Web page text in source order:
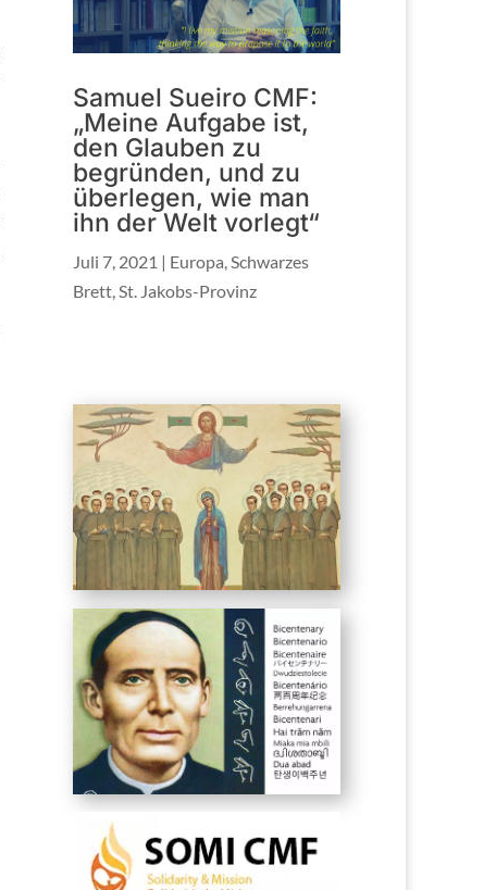
Samuel Sueiro CMF:
„Meine Aufgabe ist,
den Glauben zu
begründen, und zu
überlegen, wie man
ihn der Welt vorlegt“
Juli 7, 2021 | Europa,Schwarzes
Brett,St. Jakobs-Provinz